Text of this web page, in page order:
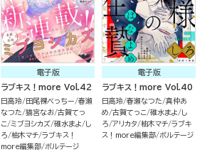
電子版
ラブキス！more Vol.42
日高玲 田尾裸べっちー 春瀬
なつた 猫宮なお 古賀てっ
こ ミブヨシカズ 碓水まよ
し
ろ 柚木マチ ラブキス！
more編集部 ボルテージ
電子版
ラブキス！more Vol.40
日高玲 春瀬なつた 真仲あ
め 古賀てっこ 碓水まよ
し
ろ アリカタ 柚木マチ ラブキ
ス！more編集部 ボルテージ